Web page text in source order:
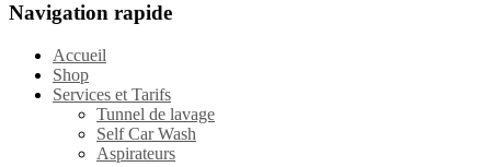
Navigation rapide
Accueil
Shop
Services et Tarifs
Tunnel de lavage
Self Car Wash
Aspirateurs